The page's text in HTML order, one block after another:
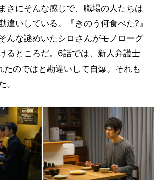
さにそんな感じで、職場の人たちは
違いしている。『きのう何食べた?』
んな謎めいたシロさんがモノローグ
るところだ。6話では、新人弁護士
たのではと勘違いして自爆。それも
。